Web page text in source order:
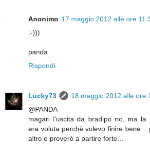
Anonimo 17 maggio 2012 alle ore
:-)))
panda
Rispondi
Lucky73
18 maggio 2012 alle ore
@PANDA
magari l'uscita da bradipo no, ma la
era voluta perchè volevo finire bene
altro e proverò a partire forte...